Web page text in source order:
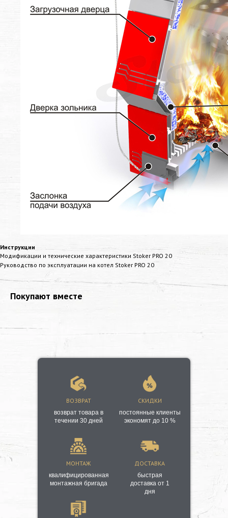
Инструкции
Модификации и технические характеристики Stoker PRO 20
Руководство по эксплуатации на котел Stoker PRO 20
Покупают вместе
ВОЗВРАТ СКИДКИ
ДОСТАВКА
МОНТАЖ
возврат товара в
течении 30 дней
постоянные клиенты
экономят до 10 %
быстрая
доставка от 1
дня
квалифицированная
монтажная бригада